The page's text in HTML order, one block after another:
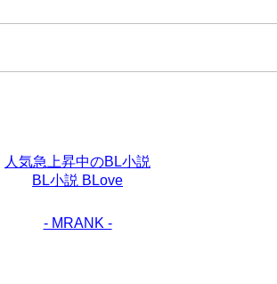
人気急上昇中のBL小説
BL小説 BLove
- MRANK -